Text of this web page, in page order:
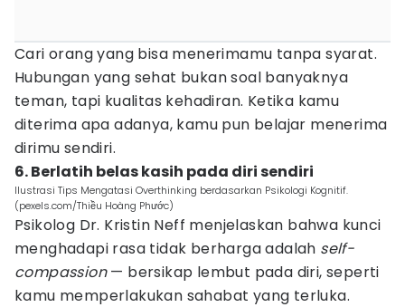
Cari orang yang bisa menerimamu tanpa syarat.
Hubungan yang sehat bukan soal banyaknya
teman, tapi kualitas kehadiran. Ketika kamu
diterima apa adanya, kamu pun belajar menerima
dirimu sendiri.
6. Berlatih belas kasih pada diri sendiri
Ilustrasi Tips Mengatasi Overthinking berdasarkan Psikologi Kognitif.
(pexels.com/Thiều Hoàng Phước)
Psikolog Dr. Kristin Neff menjelaskan bahwa kunci
menghadapi rasa tidak berharga adalah self-
compassion— bersikap lembut pada diri, seperti
kamu memperlakukan sahabat yang terluka.